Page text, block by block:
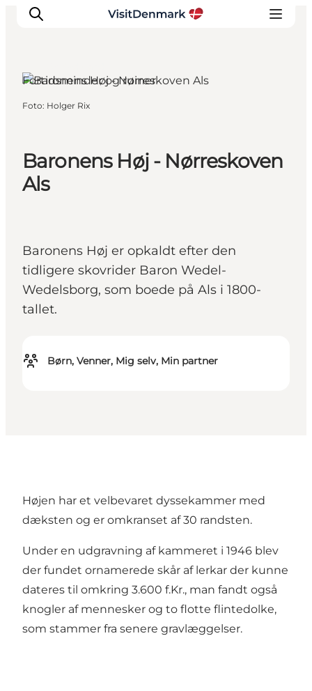
Oplevelser
Overnatning
Planlæg ferien
Baronens Høj - Nørreskoven
Als
Baronens Høj er opkaldt efter den
tidligere skovrider Baron Wedel-
Wedelsborg, som boede på Als i 1800-
tallet.
Børn, Venner, Mig selv, Min partner
Fortidsminder og ruiner
Foto: Holger Rix
Højen har et velbevaret dyssekammer med
dæksten og er omkranset af 30 randsten.
Under en udgravning af kammeret i 1946 blev
der fundet ornamerede skår af lerkar der kunne
dateres til omkring 3.600 f.Kr., man fandt også
knogler af mennesker og to flotte flintedolke,
som stammer fra senere gravlæggelser.